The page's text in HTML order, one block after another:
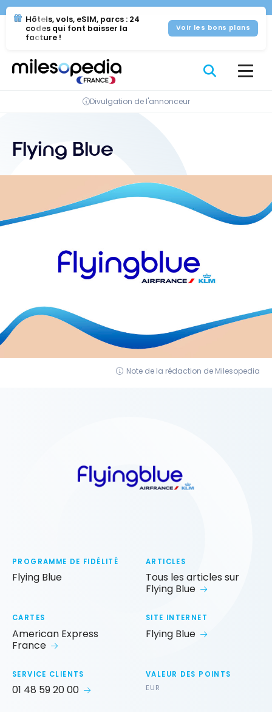
Panneau de gestion des cookies
Se
rendreHôtels, vols, eSIM, parcs : 24
codes qui font baisser la
facture !
Voir les bons plans
Divulgation de l'annonceur
Flying Blue
Note de la rédaction de Milesopedia
PROGRAMME DE FIDÉLITÉ
Flying Blue
ARTICLES
Tous les articles sur
Flying Blue
CARTES
American Express
France
SITE INTERNET
Flying Blue
SERVICE CLIENTS
01 48 59 20 00
VALEUR DES POINTS
EUR